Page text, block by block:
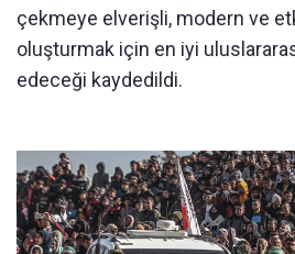
çekmeye elverişli, modern ve
oluşturmak için en iyi
edeceği kaydedildi.